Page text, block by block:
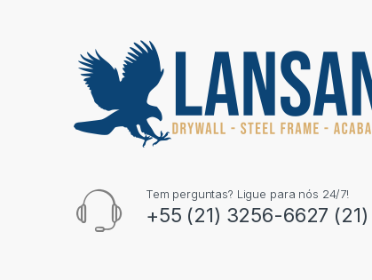
Tem perguntas? Ligue para nós 24/7!
+55 (21) 3256-6627